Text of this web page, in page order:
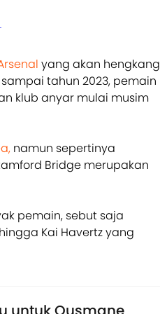
yang akan hengkang
tahun 2023, pemain
klub anyar mulai musim
namun sepertinya
Bridge merupakan
pemain, sebut saja
Kai Havertz yang